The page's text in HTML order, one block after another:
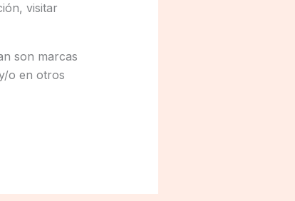
visitar
son marcas
o en otros